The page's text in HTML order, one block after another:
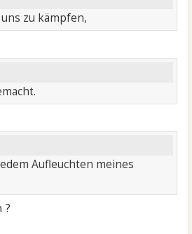
zu kämpfen,
Aufleuchten meines
?